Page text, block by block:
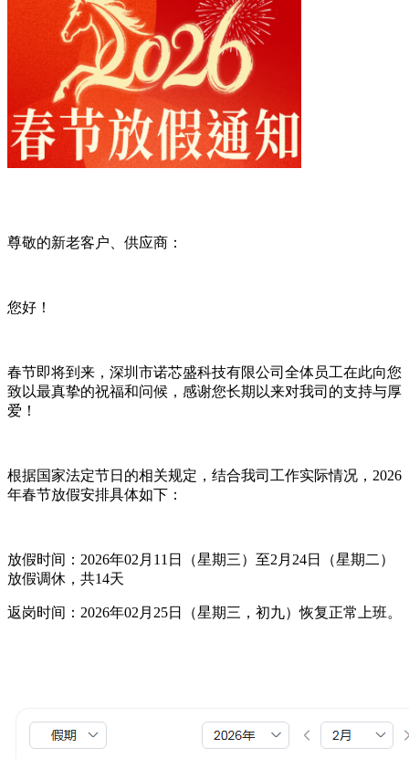
尊敬的新老客户、供应商：
您好！
春节即将到来，深圳市诺芯盛科技有限公司全体员工在此向您
致以最真挚的祝福和问候，感谢您长期以来对我司的支持与厚
爱！
根据国家法定节日的相关规定，结合我司工作实际情况，2026
年春节放假安排具体如下：
放假时间：2026年02月11日（星期三）至2月24日（星期二）
放假调休，共14天
返岗时间： 2026年02月25日（星期三，初九）恢复正常上班。